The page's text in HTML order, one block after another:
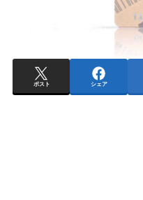
ポスト シェア